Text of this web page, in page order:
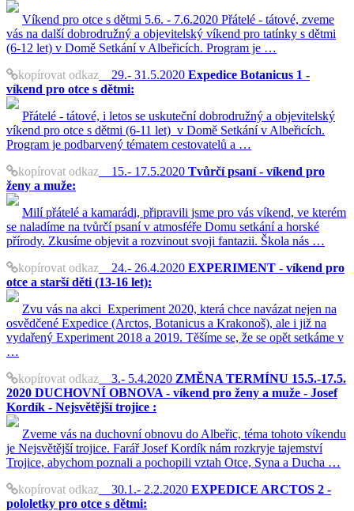
Víkend pro otce s dětmi 5.6. - 7.6.2020 Přátelé - tátové, zveme
vás na další dobrodružný a objevitelský víkend pro tatínky s dětmi
(6-12 let) v Domě Setkání v Albeřicích. Program je …
kopírovat odkaz 29.- 31.5.2020 Expedice Botanicus 1 -
víkend pro otce s dětmi:
Přátelé - tátové, i letos se uskuteční dobrodružný a objevitelský
víkend pro otce s dětmi (6-11 let) v Domě Setkání v Albeřicích.
Program je podbarvený tématem cestovatelů a …
kopírovat odkaz 15.- 17.5.2020 Tvůrčí psaní - víkend pro
ženy a muže:
Milí přátelé a kamarádi, připravili jsme pro vás víkend, ve kterém
se naladíme na tvůrčí psaní v atmosféře Domu setkání a horské
přírody. Zkusíme objevit a rozvinout svoji fantazii. Škola nás …
kopírovat odkaz 24.- 26.4.2020 EXPERIMENT - víkend pro
otce a starší děti (13-16 let):
Zvu vás na akci Experiment 2020, která chce navázat nejen na
osvědčené Expedice (Arctos, Botanicus a Krakonoš), ale i již na
vydařený Experiment 2018 a 2019. Těšíme se, že se opět setkáme v
…
kopírovat odkaz 3.- 5.4.2020 ZMĚNA TERMÍNU 15.5.-17.5.
2020 DUCHOVNÍ OBNOVA - víkend pro ženy a muže - Josef
Kordík - Nejsvětější trojice :
Zveme vás na duchovní obnovu do Albeřic, téma tohoto víkendu
je Nejsvětější trojice. Farář Josef Kordík nám rozkryje tajemství
Trojice, abychom poznali a pochopili vztah Otce, Syna a Ducha …
kopírovat odkaz 30.1.- 2.2.2020 EXPEDICE ARCTOS 2 -
pololetky pro otce s dětmi: